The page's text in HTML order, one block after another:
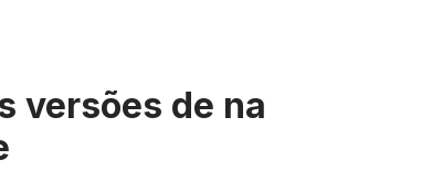
versões de na